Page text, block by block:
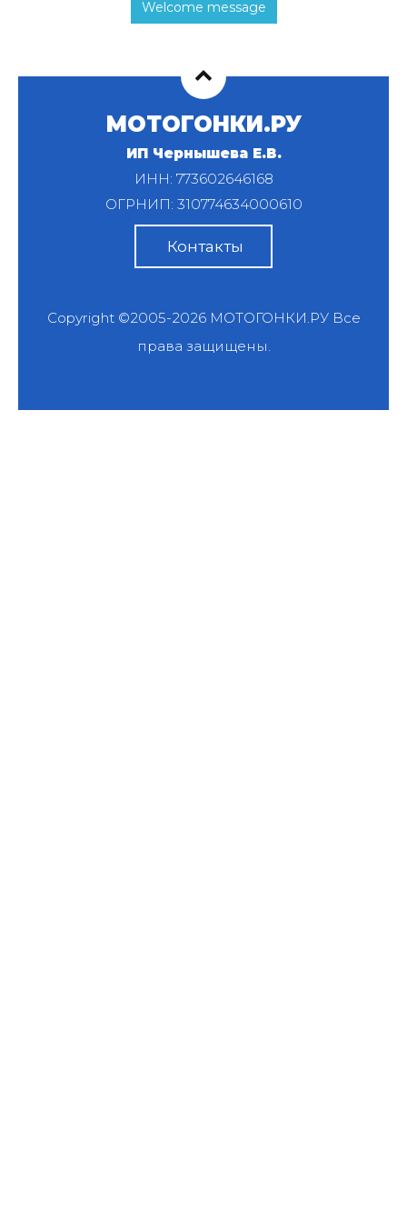
Welcome message
МОТОГОНКИ.РУ
ИП Чернышева Е.В.
ИНН: 773602646168
ОГРНИП: 310774634000610
Контакты
Copyright ©2005-2026 МОТОГОНКИ.РУВсе
права защищены.